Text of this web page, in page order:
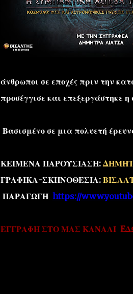
άνθρωποι σε εποχές πριν την
προσέγγισε και επεξεργάστηκε
Βασισμένο σε μια πολυετή
ΚΕΙΜΕΝΑ ΠΑΡΟΥΣΙΑΣΗ:
ΓΡΑΦΙΚΑ-ΣΚΗΝΟΘΕΣΙΑ:
ΠΑΡΑΓΩΓΗ https://
ΕΓΓΡΑΦΗ ΣΤΟ ΜΑΣ ΚΑΝΑΛΙ